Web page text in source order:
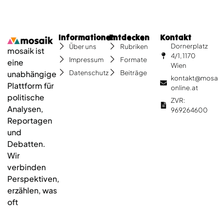
mosaik ist
eine
unabhängige
Plattform für
politische
Analysen,
Reportagen
und
Debatten.
Wir
verbinden
Perspektiven,
erzählen, was
oft
Informationen
Über uns
Impressum
Datenschutz
Entdecken
Rubriken
Formate
Beiträge
Kontakt
Dornerplatz
4/1, 1170
Wien
online.at
ZVR:
969264600